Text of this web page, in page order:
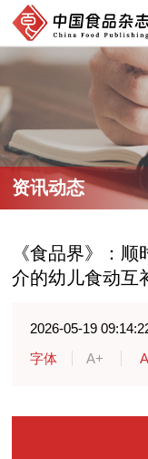
资讯动态
《食品界》：
介的幼儿食动互
2026-05-19
字体
A+ A